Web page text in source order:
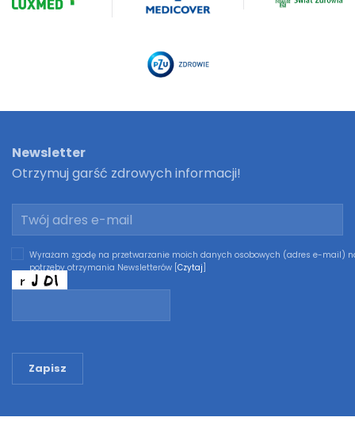
Newsletter
Otrzymuj garść zdrowych informacji!
Wyrażam zgodę na przetwarzanie moich danych osobowych (adres e-mail)
potrzeby otrzymania Newsletterów [ Czytaj
Zapisz